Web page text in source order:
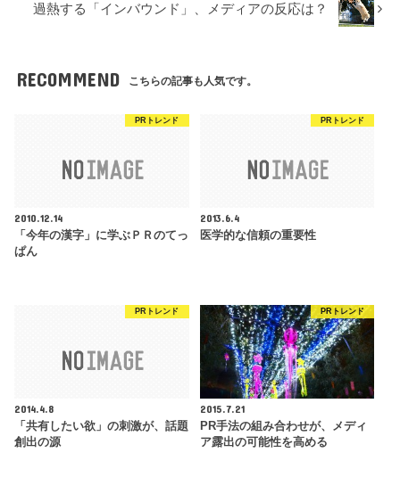
過熱する「インバウンド」、メディアの反応は？
RECOMMEND こちらの記事も人気です。
PRトレンド
2010.12.14
「今年の漢字」に学ぶＰＲのてっ
ぱん
PRトレンド
2013.6.4
医学的な信頼の重要性
PRトレンド
2014.4.8
「共有したい欲」の刺激が、話題
創出の源
PRトレンド
2015.7.21
PR手法の組み合わせが、メディ
ア露出の可能性を高める